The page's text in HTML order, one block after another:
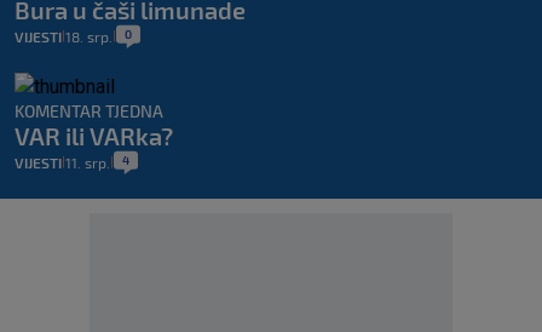
Bura u čaši limunade
VIJESTI 18. srp. 0
KOMENTAR TJEDNA
VAR ili VARka?
VIJESTI 11. srp. 4